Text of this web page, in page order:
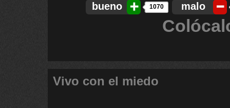
bueno 1070 malo
Vivo con el miedo